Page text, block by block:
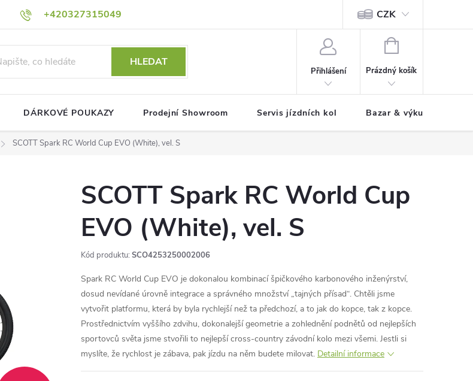
+420327315049
Podmínky ochrany osobních údajů CZK
HLEDAT
Přihlášení
NÁKUPNÍ
Prázdný košík
DÁRKOVÉ POUKAZY Prodejní Showroom Servis jízdních kol Bazar & výkup jízdních
SCOTT Spark RC World Cup EVO (White), vel. S
SCOTT Spark RC World Cup
EVO (White), vel. S
Kód produktu: SCO4253250002006
Spark RC World Cup EVO je dokonalou kombinací špičkového karbonového inženýrství,
dosud nevídané úrovně integrace a správného množství „tajných přísad“. Chtěli jsme
vytvořit platformu, která by byla rychlejší než ta předchozí, a to jak do kopce, tak z kopce.
Prostřednictvím vyššího zdvihu, dokonalejší geometrie a zohlednění podnětů od nejlepších
sportovců světa jsme stvořili to nejlepší cross-country závodní kolo mezi všemi. Jestli si
myslíte, že rychlost je zábava, pak jízdu na něm budete milovat. Detailní informace